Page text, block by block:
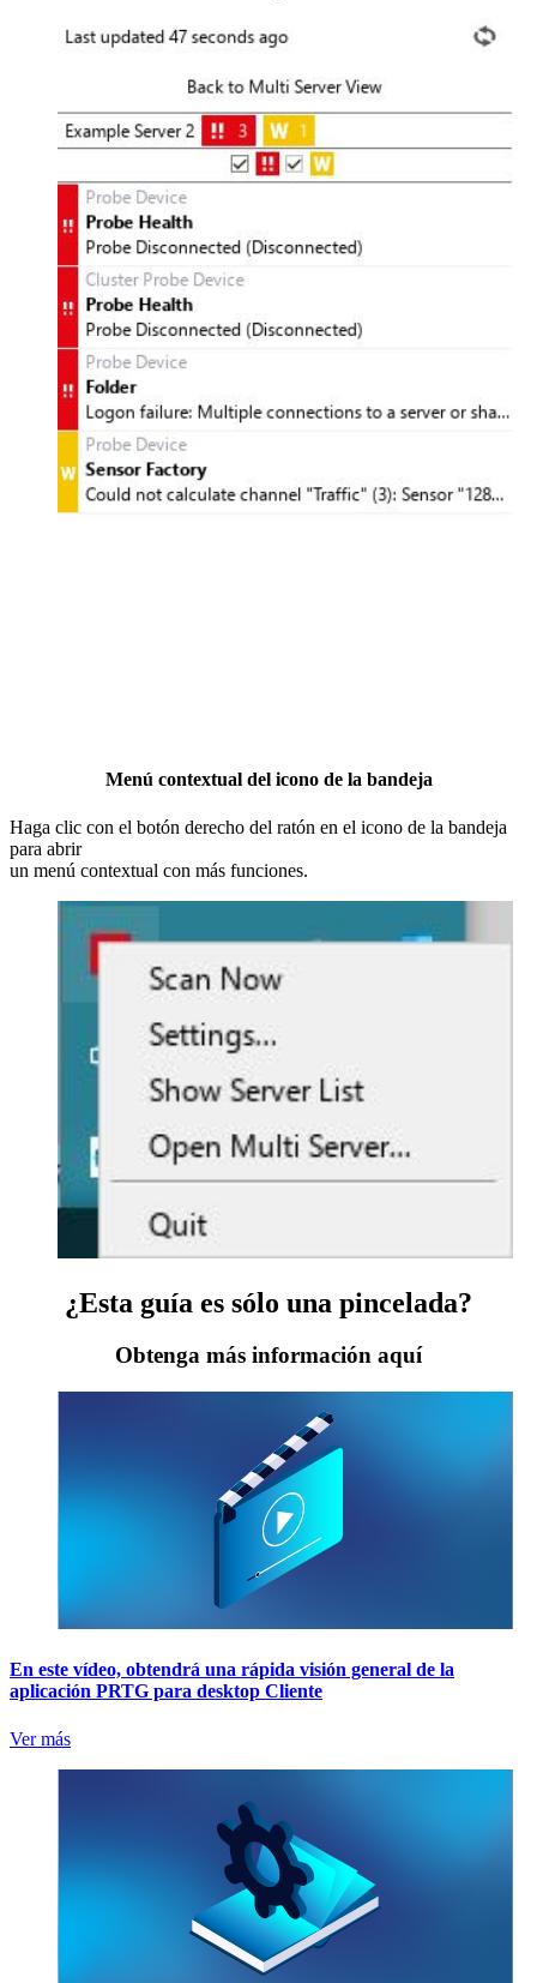
Menú contextual del icono de la bandeja
Haga clic con el botón derecho del ratón en el icono de la bandeja
para abrir
un menú contextual con más funciones.
¿Esta guía es sólo una pincelada?
Obtenga más información aquí
En este vídeo, obtendrá una rápida visión general de la
aplicación PRTG para desktop Cliente
Ver más